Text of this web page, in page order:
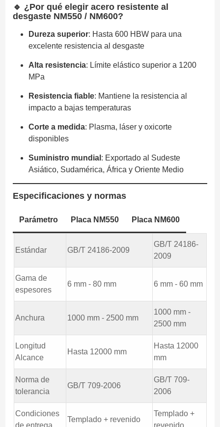
🔹 ¿Por qué elegir acero resistente al
desgaste NM550 / NM600?
Dureza superior: Hasta 600 HBW para una
excelente resistencia al desgaste
Alta resistencia: Límite elástico superior a 1200
MPa
Resistencia fiable: Mantiene la resistencia al
impacto a bajas temperaturas
Corte a medida: Plasma, láser y oxicorte
disponibles
Suministro mundial : Exportado al Sudeste
Asiático, Sudamérica, África y Oriente Medio
Especificaciones y normas
Parámetro Placa NM550 Placa NM600
Estándar GB/T 24186-2009
GB/T 24186-
2009
Gama de
espesores
6 mm - 80 mm 6 mm - 60 mm
Anchura 1000 mm - 2500 mm
1000 mm -
2500 mm
Longitud
Alcance
Hasta 12000 mm
Hasta 12000
mm
Norma de
tolerancia
GB/T 709-2006
GB/T 709-
2006
Condiciones
Templado + revenido
Templado +